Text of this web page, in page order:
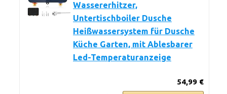
Wassererhitzer,
Untertischboiler Dusche
Heißwassersystem für Dusche
Küche Garten, mit Ablesbarer
Led-Temperaturanzeige
54,99 €